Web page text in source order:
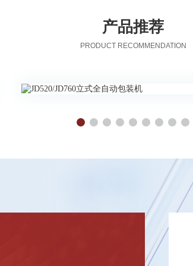
产品推荐
PRODUCT RECOMMENDATION